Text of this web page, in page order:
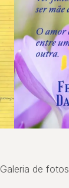
Galeria de fotos